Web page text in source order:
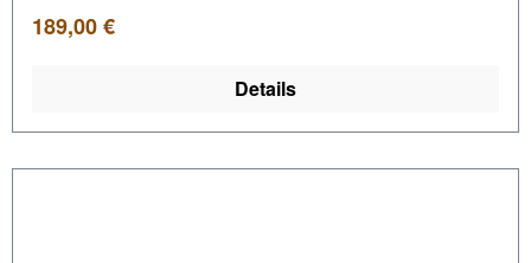
Kunststoffröhrchen für eine hygienische Reinigung. Am
Stielende befindet sich ein rundes Acrylmundstück,
Junior Aktivkohlefilters von Vauen geeignet ist. •
Normalbissmundstück • Mundstück aus Acryl
Regulärer Preis:
189,00 €
Details